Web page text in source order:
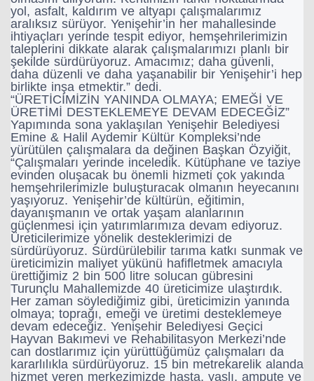
yol, asfalt, kaldırım ve altyapı çalışmalarımız
aralıksız sürüyor. Yenişehir’in her mahallesinde
ihtiyaçları yerinde tespit ediyor, hemşehrilerimizin
taleplerini dikkate alarak çalışmalarımızı planlı bir
şekilde sürdürüyoruz. Amacımız; daha güvenli,
daha düzenli ve daha yaşanabilir bir Yenişehir’i hep
birlikte inşa etmektir.” dedi.
“ÜRETİCİMİZİN YANINDA OLMAYA; EMEĞİ VE
ÜRETİMİ DESTEKLEMEYE DEVAM EDECEĞİZ”
Yapımında sona yaklaşılan Yenişehir Belediyesi
Emine & Halil Aydemir Kültür Kompleksi’nde
yürütülen çalışmalara da değinen Başkan Özyiğit,
“Çalışmaları yerinde inceledik. Kütüphane ve taziye
evinden oluşacak bu önemli hizmeti çok yakında
hemşehrilerimizle buluşturacak olmanın heyecanını
yaşıyoruz. Yenişehir’de kültürün, eğitimin,
dayanışmanın ve ortak yaşam alanlarının
güçlenmesi için yatırımlarımıza devam ediyoruz.
Üreticilerimize yönelik desteklerimizi de
sürdürüyoruz. Sürdürülebilir tarıma katkı sunmak ve
üreticimizin maliyet yükünü hafifletmek amacıyla
ürettiğimiz 2 bin 500 litre solucan gübresini
Turunçlu Mahallemizde 40 üreticimize ulaştırdık.
Her zaman söylediğimiz gibi, üreticimizin yanında
olmaya; toprağı, emeği ve üretimi desteklemeye
devam edeceğiz. Yenişehir Belediyesi Geçici
Hayvan Bakımevi ve Rehabilitasyon Merkezi’nde
can dostlarımız için yürüttüğümüz çalışmaları da
kararlılıkla sürdürüyoruz. 15 bin metrekarelik alanda
hizmet veren merkezimizde hasta, yaşlı, ampute ve